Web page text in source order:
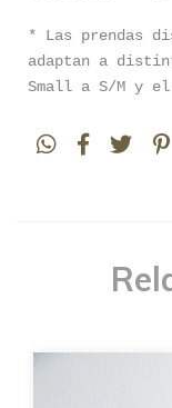
* Las prendas
adaptan a
Small a S/M y el